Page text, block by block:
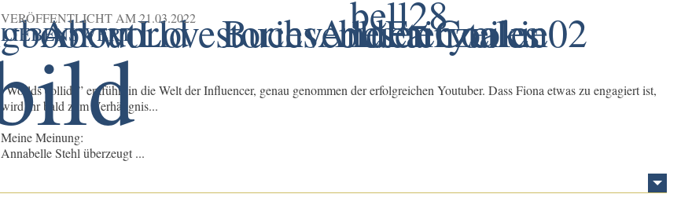
VERÖFFENTLICHT AM21.03.2022
LIEBENSWERT
“Worlds collide” entführt in die Welt der Influencer, genau genommen der erfolgreichen Youtuber. Dass Fiona etwas zu engagiert ist,
wird ihr bald zum Verhängnis...
Meine Meinung:
Annabelle Stehl überzeugt ...